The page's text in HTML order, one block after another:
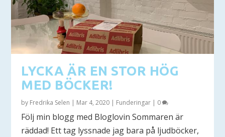
LYCKA ÄR EN STOR HÖG
MED BÖCKER!
by Fredrika Selen | Mar 4, 2020 | Funderingar | 0
Följ min blogg med Bloglovin Sommaren är
räddad! Ett tag lyssnade jag bara på ljudböcker,